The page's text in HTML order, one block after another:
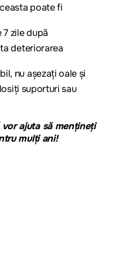
poate fi
zile după
deteriorarea
nu așezați oale și
suporturi sau
ajuta să mențineți
mulți ani!